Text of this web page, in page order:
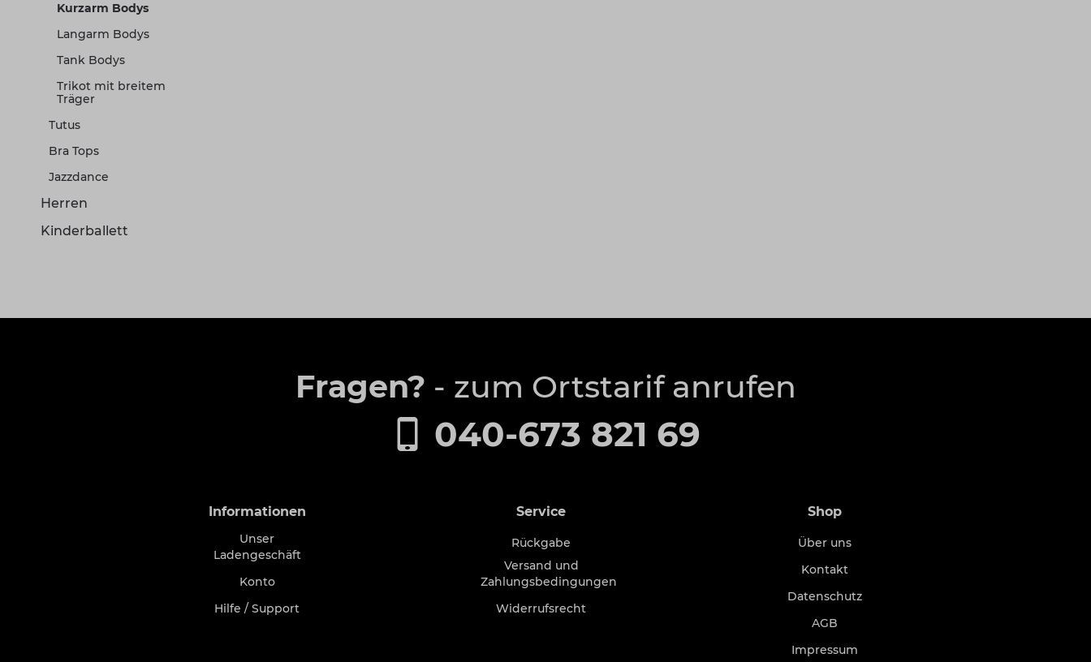
Kurzarm Bodys
Langarm Bodys
Tank Bodys
Trikot mit breitem
Träger
Tutus
Bra Tops
Jazzdance
Herren
Kinderballett
Fragen? - zum Ortstarif anrufen
040-673 821 69
Informationen
Unser
Ladengeschäft
Konto
Hilfe / Support
Service
Rückgabe
Versand und
Zahlungsbedingungen
Widerrufsrecht
Shop
Über uns
Kontakt
Datenschutz
AGB
Impressum